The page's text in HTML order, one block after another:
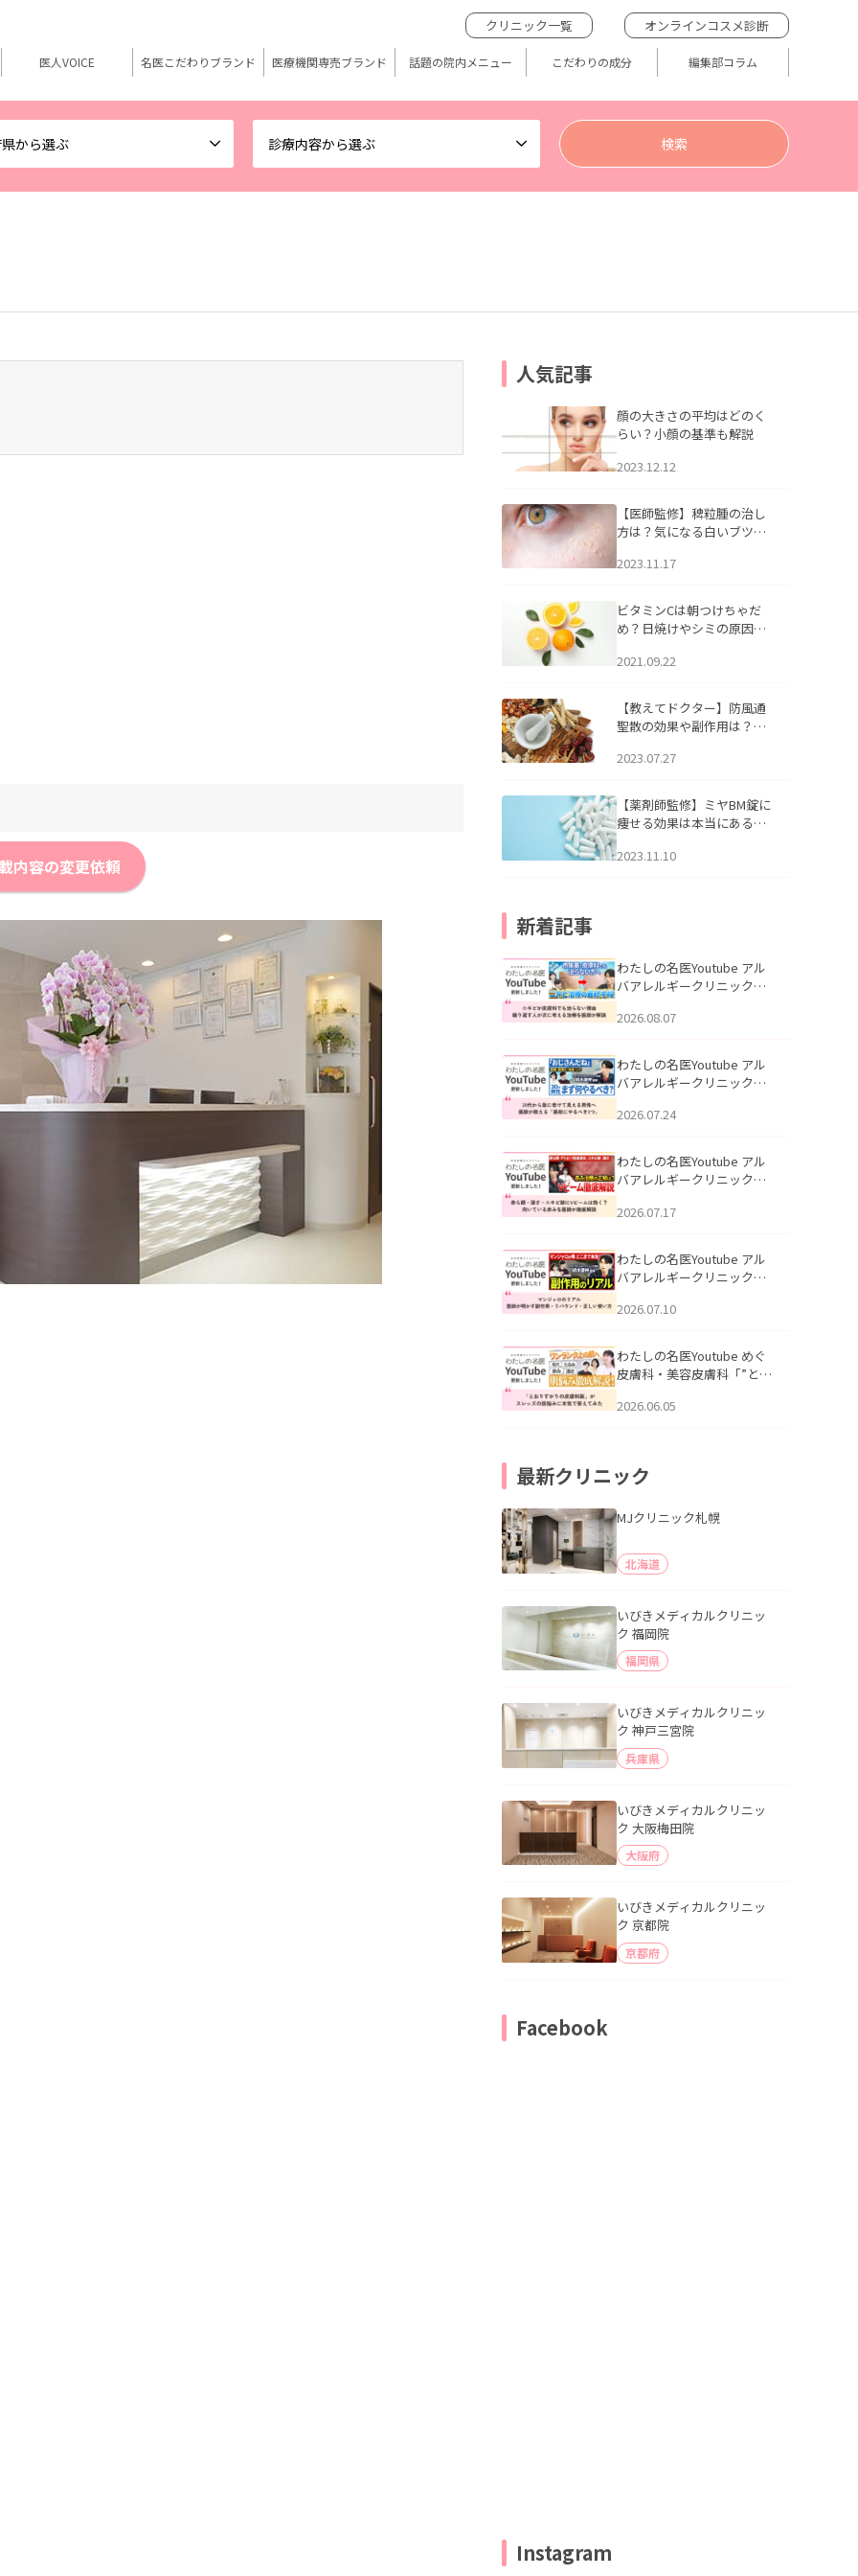
から選ぶ 診療内容から選ぶ
クリニック一覧 オンラインコスメ診断
医人VOICE 名医こだわりブランド 医療機関専売ブランド 話題の院内メニュー こだわりの成分 編集部コラム
内容の変更依頼
人気記事
顔の大きさの平均はどのく
らい？小顔の基準も解説
2023.12.12
【医師監修】稗粒腫の治し
方は？気になる白いブツブ
アについて
2023.11.17
ビタミンCは朝つけちゃだ
め？日焼けやシミの原因に
2021.09.22
【教えてドクター】防風通
聖散の効果や副作用は？長
2023.07.27
【薬剤師監修】ミヤBM錠に
痩せる効果は本当にある
2023.11.10
新着記事
わたしの名医Youtube アル
バアレルギークリニック札
らない理由｜繰り返す人が
説」を公開いたしました。
2026.08.07
わたしの名医Youtube アル
バアレルギークリニック札
える男性へ｜医師が教える
公開いたしました。
2026.07.24
わたしの名医Youtube アル
バアレルギークリニック札
跡にVビームは効く？向いて
説」を公開いたしました。
2026.07.17
わたしの名医Youtube アル
バアレルギークリニック札
医師が明かす副作用・リバ
公開いたしました。
2026.07.10
わたしの名医Youtube めぐ
皮膚科・美容皮膚科「”とお
ッズの肌悩みに本気で答え
2026.06.05
最新クリニック
MJクリニック札幌
北海道
いびきメディカルクリニッ
ク 福岡院
福岡県
いびきメディカルクリニッ
ク 神戸三宮院
兵庫県
いびきメディカルクリニッ
ク 大阪梅田院
大阪府
いびきメディカルクリニッ
ク 京都院
京都府
Facebook
Instagram